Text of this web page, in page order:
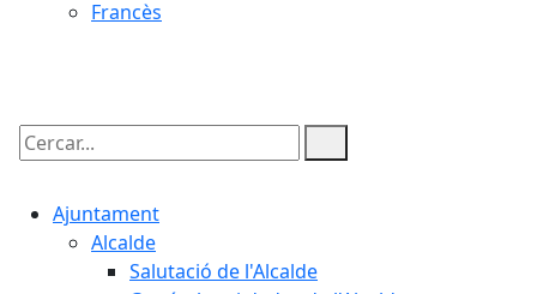
Francès
Cercar:
Ajuntament
Alcalde
Salutació de l'Alcalde